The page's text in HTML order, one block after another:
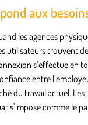
aux
les agences
utilisateurs trouvent
s’effectue
entre
du travail actuel.
comme le